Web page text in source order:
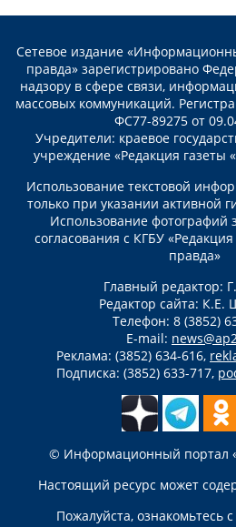
Сетевое издание
правда» зарегистрировано
надзору в сфере связи,
массовых коммуникаций.
ФС77-89275 от
Учредители: краевое
учреждение «Редакция газеты
Использование текстовой
только при указании активной
Использование фотографий
согласования с КГБУ
правда»
Главный редактор:
Редактор сайта:
Телефон: 8 (3852)
E-mail:
Реклама: (3852) 634-616,
Подписка: (3852) 633-717,
© Информационный портал
Настоящий ресурс может
Пожалуйста, ознакомьтесь